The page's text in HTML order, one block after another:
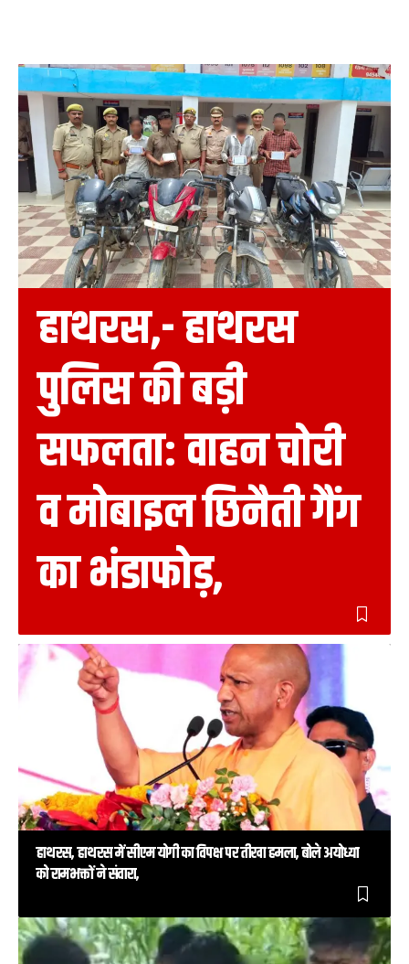
हाथरस,- हाथरस
पुलिस की बड़ी
सफलता: वाहन चोरी
व मोबाइल छिनैती गैंग
का भंडाफोड़,
हाथरस, हाथरस में सीएम योगी का विपक्ष पर तीखा हमला, बोले अयोध्या
को रामभक्तों ने संवारा,